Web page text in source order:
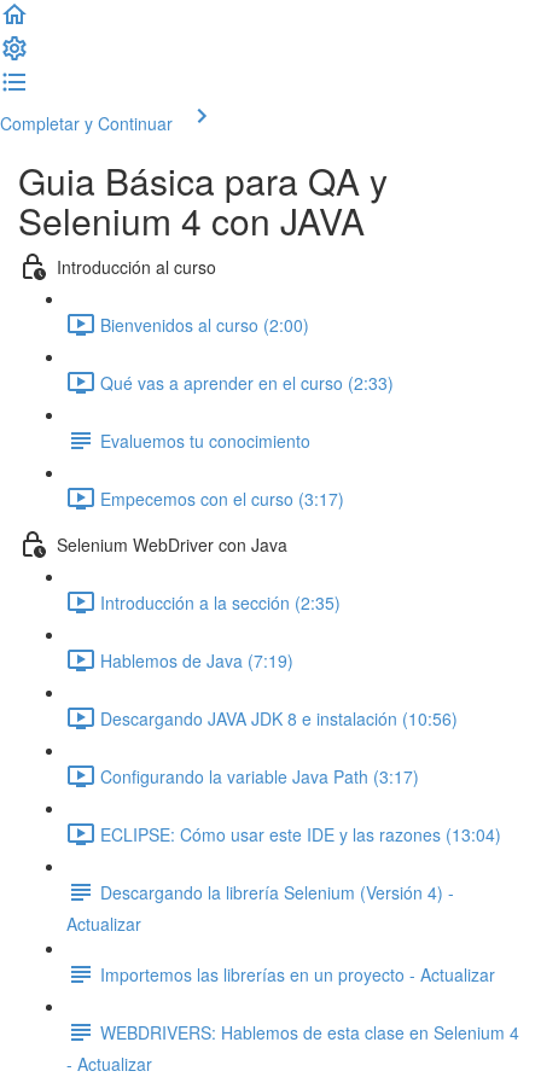
Completar y Continuar
Guia Básica para QA y
Selenium 4 con JAVA
Introducción al curso
Bienvenidos al curso (2:00)
Qué vas a aprender en el curso (2:33)
Evaluemos tu conocimiento
Empecemos con el curso (3:17)
Selenium WebDriver con Java
Introducción a la sección (2:35)
Hablemos de Java (7:19)
Descargando JAVA JDK 8 e instalación (10:56)
Configurando la variable Java Path (3:17)
ECLIPSE: Cómo usar este IDE y las razones (13:04)
Descargando la librería Selenium (Versión 4) -
Actualizar
Importemos las librerías en un proyecto - Actualizar
WEBDRIVERS: Hablemos de esta clase en Selenium 4
- Actualizar